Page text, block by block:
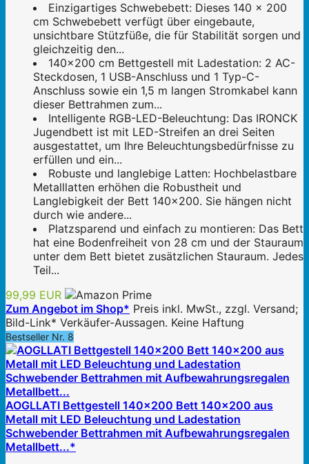
Einzigartiges Schwebebett: Dieses 140 x 200
cm Schwebebett verfügt über eingebaute,
unsichtbare Stützfüße, die für Stabilität sorgen und
gleichzeitig den...
140x200 cm Bettgestell mit Ladestation: 2 AC-
Steckdosen, 1 USB-Anschluss und 1 Typ-C-
Anschluss sowie ein 1,5 m langen Stromkabel kann
dieser Bettrahmen zum...
Intelligente RGB-LED-Beleuchtung: Das IRONCK
Jugendbett ist mit LED-Streifen an drei Seiten
ausgestattet, um Ihre Beleuchtungsbedürfnisse zu
erfüllen und ein...
Robuste und langlebige Latten: Hochbelastbare
Metalllatten erhöhen die Robustheit und
Langlebigkeit der Bett 140x200. Sie hängen nicht
durch wie andere...
Platzsparend und einfach zu montieren: Das Bett
hat eine Bodenfreiheit von 28 cm und der Stauraum
unter dem Bett bietet zusätzlichen Stauraum. Jedes
Teil...
99,99 EUR
Zum Angebot im Shop* Preis inkl. MwSt., zzgl. Versand;
Bild-Link* Verkäufer-Aussagen. Keine Haftung
Bestseller Nr. 8
AOGLLATI Bettgestell 140x200 Bett 140x200 aus
Metall mit LED Beleuchtung und Ladestation
Schwebender Bettrahmen mit Aufbewahrungsregalen
Metallbett...*